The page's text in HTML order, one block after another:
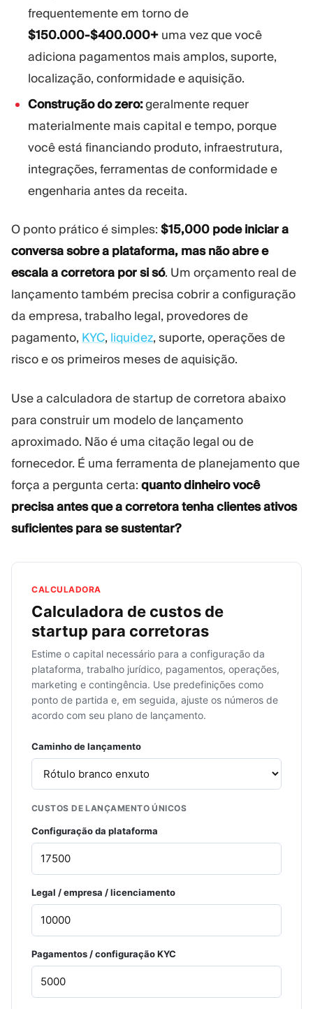
frequentemente em torno de
$150.000-$400.000+ uma vez que você
adiciona pagamentos mais amplos, suporte,
localização, conformidade e aquisição.
Construção do zero:geralmente requer
materialmente mais capital e tempo, porque
você está financiando produto, infraestrutura,
integrações, ferramentas de conformidade e
engenharia antes da receita.
O ponto prático é simples: $15,000 pode iniciar a
conversa sobre a plataforma, mas não abre e
escala a corretora por si só. Um orçamento real de
lançamento também precisa cobrir a configuração
da empresa, trabalho legal, provedores de
pagamento, KYC, liquidez, suporte, operações de
risco e os primeiros meses de aquisição.
Use a calculadora de startup de corretora abaixo
para construir um modelo de lançamento
aproximado. Não é uma citação legal ou de
fornecedor. É uma ferramenta de planejamento que
força a pergunta certa: quanto dinheiro você
precisa antes que a corretora tenha clientes ativos
suficientes para se sustentar?
CALCULADORA
Calculadora de custos de
startup para corretoras
Estime o capital necessário para a configuração da
plataforma, trabalho jurídico, pagamentos, operações,
marketing e contingência. Use predefinições como
ponto de partida e, em seguida, ajuste os números de
acordo com seu plano de lançamento.
Caminho de lançamento
CUSTOS DE LANÇAMENTO ÚNICOS
Configuração da plataforma
Legal / empresa / licenciamento
Pagamentos / configuração KYC